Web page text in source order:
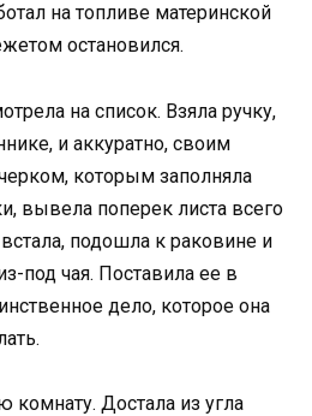
на топливе материнской
остановился.
на список. Взяла ручку,
и аккуратно, своим
которым заполняла
вывела поперек листа всего
подошла к раковине и
под чая. Поставила ее в
дело, которое она
комнату. Достала из угла